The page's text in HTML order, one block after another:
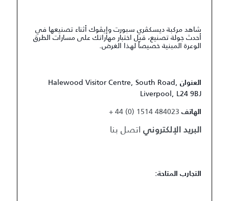
شاهد مركبة ديسكڤري سبورت وإيڤوك أثناء تصنيعها في
أحدث جولة تصنيع، قبل اختبار مهاراتك على مسارات الطرق
الوعرة المبنية خصيصاً لهذا الغرض.
العنوان Halewood Visitor Centre, South Road,
Liverpool, L24 9BJ
الهاتف + 44 (0) 1514 484023
البريد الإلكتروني اتصل بنا
التجارب المتاحة: